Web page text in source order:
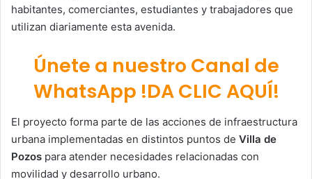
habitantes, comerciantes, estudiantes y trabajadores que
utilizan diariamente esta avenida.
Únete a nuestro Canal de
WhatsApp !DA CLIC AQUÍ!
El proyecto forma parte de las acciones de infraestructura
urbana implementadas en distintos puntos de Villa de
Pozos para atender necesidades relacionadas con
movilidad y desarrollo urbano.